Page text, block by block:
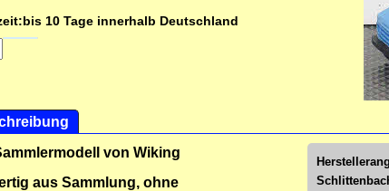
bis 10 Tage innerhalb Deutschland
von Wiking
aus Sammlung, ohne